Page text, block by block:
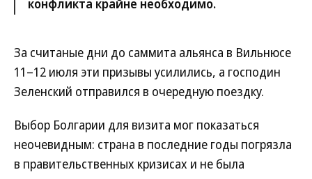
конфликта крайне необходимо.
За считаные дни до саммита альянса в Вильнюсе
11–12 июля эти призывы усилились, а господин
Зеленский отправился в очередную поездку.
Выбор Болгарии для визита мог показаться
неочевидным: страна в последние годы погрязла
в правительственных кризисах и не была